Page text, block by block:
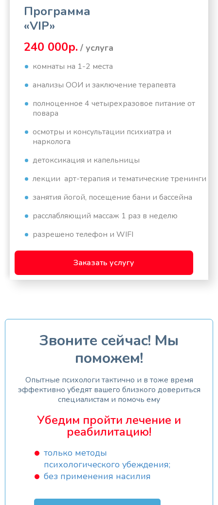
Программа
«VIP»
240 000р. / услуга
комнаты на 1-2 места
анализы ООИ и заключение терапевта
полноценное 4 четырехразовое питание от
повара
осмотры и консультации психиатра и
нарколога
детоксикация и капельницы
лекции арт-терапия и тематические тренинги
занятия йогой, посещение бани и бассейна
расслабляющий массаж 1 раз в неделю
разрешено телефон и WIFI
Заказать услугу
Звоните сейчас! Мы
поможем!
Опытные психологи тактично и в тоже время
эффективно убедят вашего близкого довериться
специалистам и помочь ему
Убедим пройти лечение и
реабилитацию!
только методы
психологического убеждения;
без применения насилия